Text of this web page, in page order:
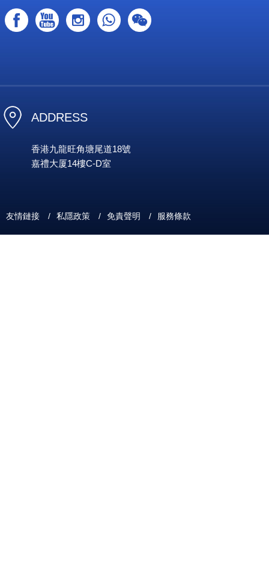
ADDRESS
香港九龍旺角塘尾道18號
嘉禮大厦14樓C-D室
友情鏈接 / 私隱政策 / 免責聲明 / 服務條款